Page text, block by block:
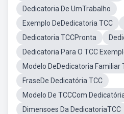
Dedicatoria De UmTrabalho
Exemplo DeDedicatoria TCC
Dedicatoria TCCPronta
Dedicatoria Para O TCC
Modelo DeDedicatoria Familiar
FraseDe Dedicatória TCC
Modelo De TCCCom
Dimensoes Da DedicatoriaTCC